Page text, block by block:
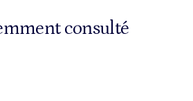
consulté